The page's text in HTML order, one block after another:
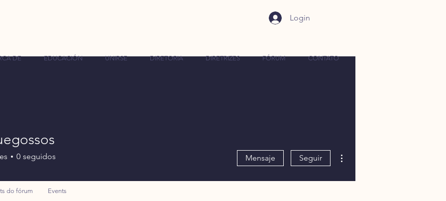
DE EDUCACIÓN UNIRSE DIRETORIA DIRETRIZES FÓRUM CONTATO
Login
0 seguidos Mensaje Seguir
do fórum Events